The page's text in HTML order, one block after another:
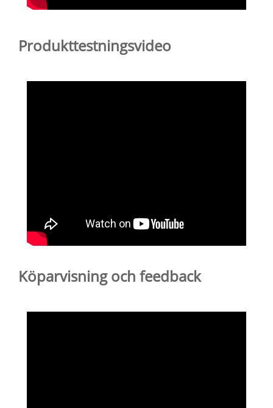
Produkttestningsvideo
Köparvisning och feedback